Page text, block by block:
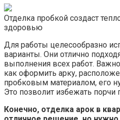
Отделка пробкой создаст
здоровью
Для работы целесообразно
варианты. Они отлично
выполнения всех работ.
как оформить арку,
пробковым материалом, его
Это позволит избежать порчи
Конечно, отделка арок в